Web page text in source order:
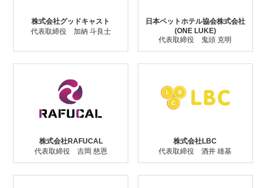
株式会社グッドキャスト
代表取締役 加納 斗良士
日本ペットホテル協会株式会社
(ONE LUKE)
代表取締役 鬼頭 克明
株式会社RAFUCAL
代表取締役 吉岡 慈恩
株式会社LBC
代表取締役 酒井 雄基